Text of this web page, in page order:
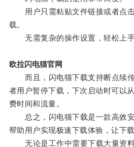
用户只需粘贴文件链接或者点击
载。
无需复杂的操作设置，轻松上手
欧拉闪电猫官网
而且，闪电猫下载支持断点续传
者用户暂停下载，下次启动时可以
费时间和流量。
总之，闪电猫下载是一款高效安
帮助用户实现极速下载体验，让下
无论是工作中需要下载大量资料